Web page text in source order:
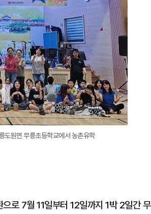
확
대
도원면 무릉초등학교에서 농촌유학
로 7월 11일부터 12일까지 1박 2일간 무